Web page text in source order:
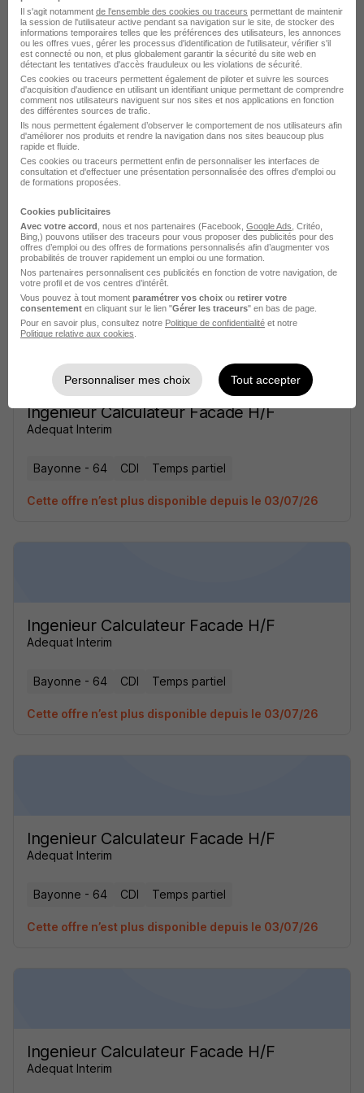
Adequat Interim
Bayonne - 64 CDI Temps partiel
Cette offre n’est plus disponible depuis le 03/07/26
Adequat Interim
Bayonne - 64 CDI Temps partiel
Cette offre n’est plus disponible depuis le 03/07/26
Ingenieur Calculateur Facade H/F
Adequat Interim
Bayonne - 64 CDI Temps partiel
Cette offre n’est plus disponible depuis le 03/07/26
Ingenieur Calculateur Facade H/F
Adequat Interim
Bayonne - 64 CDI Temps partiel
Cette offre n’est plus disponible depuis le 03/07/26
Ingenieur Calculateur Facade H/F
Adequat Interim
Bayonne - 64 CDI Temps partiel
Cette offre n’est plus disponible depuis le 03/07/26
Ingenieur Calculateur Facade H/F
Adequat Interim
Il s'agit notamment de l'ensemble des cookies ou traceurs permettant de maintenir
la session de l'utilisateur active pendant sa navigation sur le site, de stocker des
informations temporaires telles que les préférences des utilisateurs, les annonces
ou les offres vues, gérer les processus d'identification de l'utilisateur, vérifier s'il
est connecté ou non, et plus globalement garantir la sécurité du site web en
détectant les tentatives d'accès frauduleux ou les violations de sécurité.
Ces cookies ou traceurs permettent également de piloter et suivre les sources
d'acquisition d'audience en utilisant un identifiant unique permettant de comprendre
comment nos utilisateurs naviguent sur nos sites et nos applications en fonction
des différentes sources de trafic.
Ils nous permettent également d’observer le comportement de nos utilisateurs afin
d'améliorer nos produits et rendre la navigation dans nos sites beaucoup plus
rapide et fluide.
Ces cookies ou traceurs permettent enfin de personnaliser les interfaces de
consultation et d'effectuer une présentation personnalisée des offres d'emploi ou
de formations proposées.
Cookies publicitaires
Avec votre accord , nous et nos partenaires (Facebook, Google Ads , Critéo,
Bing,) pouvons utiliser des traceurs pour vous proposer des publicités pour des
offres d’emploi ou des offres de formations personnalisés afin d’augmenter vos
probabilités de trouver rapidement un emploi ou une formation.
Nos partenaires personnalisent ces publicités en fonction de votre navigation, de
votre profil et de vos centres d’intérêt.
Vous pouvez à tout moment paramétrer vos choix ou retirer votre
consentement en cliquant sur le lien "Gérer les traceurs" en bas de page.
Pour en savoir plus, consultez notre Politique de confidentialité et notre
Politique relative aux cookies
Personnaliser mes choix Tout accepter